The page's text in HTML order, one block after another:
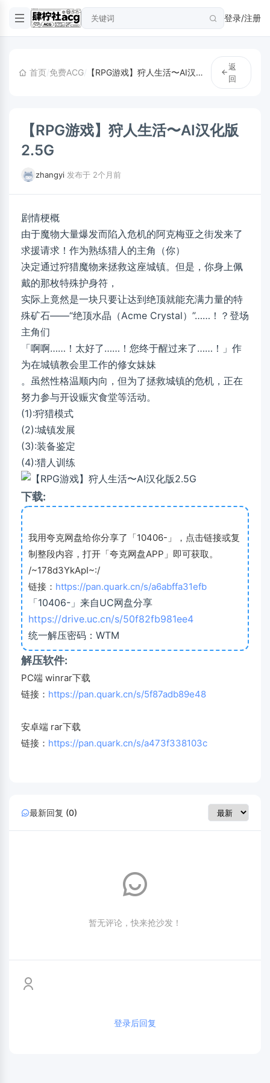
登录/注册
首页/免费ACG/ 【RPG游戏】狩人生活〜AI汉化版2.5G
返
回
【RPG游戏】狩人生活〜AI汉化版
2.5G
zhangyi 发布于 2个月前
剧情梗概
由于魔物大量爆发而陷入危机的阿克梅亚之街发来了
求援请求！作为熟练猎人的主角（你）
决定通过狩猎魔物来拯救这座城镇。但是，你身上佩
戴的那枚特殊护身符，
实际上竟然是一块只要让达到绝顶就能充满力量的特
殊矿石——“绝顶水晶（Acme Crystal）”……！？登场
主角们
「啊啊……！太好了……！您终于醒过来了……！」作
为在城镇教会里工作的修女妹妹
。虽然性格温顺内向，但为了拯救城镇的危机，正在
努力参与开设赈灾食堂等活动。
(1):狩猎模式
(2):城镇发展
(3):装备鉴定
(4):猎人训练
下载:
我用夸克网盘给你分享了「10406-」，点击链接或复
制整段内容，打开「夸克网盘APP」即可获取。
/~178d3YkApI~:/
链接： https://pan.quark.cn/s/a6abffa31efb
「10406-」来自UC网盘分享
https://drive.uc.cn/s/50f82fb981ee4
统一解压密码：WTM
解压软件:
PC端 winrar下载
链接： https://pan.quark.cn/s/5f87adb89e48
安卓端 rar下载
链接： https://pan.quark.cn/s/a473f338103c
最新回复 (0)
暂无评论，快来抢沙发！
登录后回复